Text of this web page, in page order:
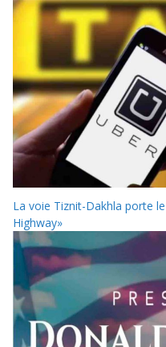
La voie Tiznit-Dakhla porte
Highway»